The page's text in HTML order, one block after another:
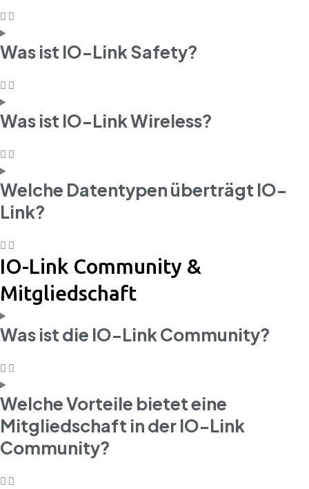
Was ist IO-Link Safety?
Was ist IO-Link Wireless?
Welche Datentypen überträgt IO-
Link?
IO-Link Community &
Mitgliedschaft
Was ist die IO-Link Community?
Welche Vorteile bietet eine
Mitgliedschaft in der IO-Link
Community?